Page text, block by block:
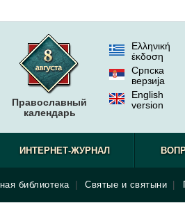
Православный
календарь
Ελληνική
έκδοση
Српска
верзиjа
English
version
библиотека Святые и святыни
ИНТЕРНЕТ-ЖУРНАЛ